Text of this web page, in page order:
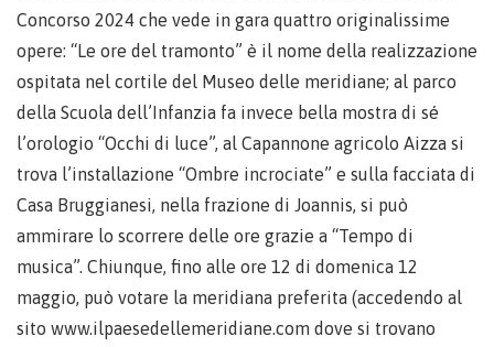
Concorso 2024 che vede in gara quattro originalissime
opere: “Le ore del tramonto” è il nome della realizzazione
ospitata nel cortile del Museo delle meridiane; al parco
della Scuola dell’Infanzia fa invece bella mostra di sé
l’orologio “Occhi di luce”, al Capannone agricolo Aizza si
trova l’installazione “Ombre incrociate” e sulla facciata di
Casa Bruggianesi, nella frazione di Joannis, si può
ammirare lo scorrere delle ore grazie a “Tempo di
musica”. Chiunque, fino alle ore 12 di domenica 12
maggio, può votare la meridiana preferita (accedendo al
sito www.ilpaesedellemeridiane.com dove si trovano